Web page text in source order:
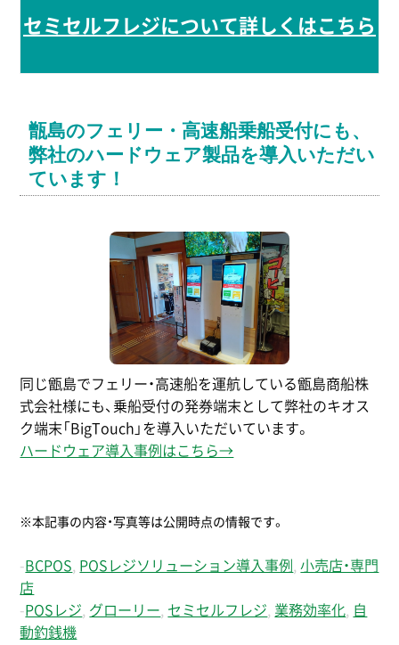
セミセルフレジについて詳しくはこちら
甑島のフェリー・高速船乗船受付にも、
弊社のハードウェア製品を導入いただい
ています！
同じ甑島でフェリー・高速船を運航している甑島商船株
式会社様にも、乗船受付の発券端末として弊社のキオス
ク端末「BigTouch」を導入いただいています。
ハードウェア導入事例はこちら→
※本記事の内容・写真等は公開時点の情報です。
- BCPOS POSレジソリューション導入事例 ,小売店・専門
店
- POSレジ グローリー セミセルフレジ 業務効率化
自
動釣銭機